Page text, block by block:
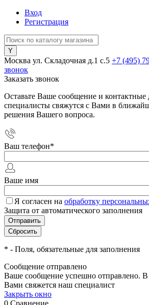
Вход
Регистрация
Москва ул. Складочная д.1 c.5 +7 (495)
звонок
Заказать звонок
Оставьте Ваше сообщение и
специалисты свяжутся с Вами в
решения Вашего вопроса.
Ваш телефон*
Ваше имя
Я согласен на обработку
Защита от автоматического заполнения
* - Поля, обязательные для заполнения
Сообщение отправлено
Ваше сообщение успешно отправлено.
Вами свяжется наш специалист
Закрыть окно
0 Сравнение